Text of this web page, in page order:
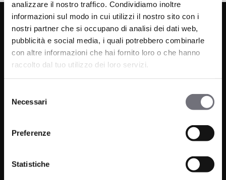
analizzare il nostro traffico. Condividiamo inoltre
informazioni sul modo in cui utilizzi il nostro sito con i
nostri partner che si occupano di analisi dei dati web,
pubblicità e social media, i quali potrebbero combinarle
con altre informazioni che hai fornito loro o che hanno
raccolto dal tuo utilizzo dei loro servizi.
delNecessari
Preferenze
Statistiche
P.IVA 00265030031
Telefono: